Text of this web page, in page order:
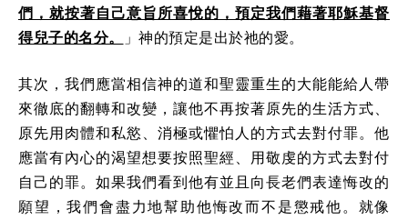
們，就按著自己意旨所喜悅的，預定我們藉著耶穌基督
得兒子的名分。
」神的預定是出於祂的愛。
其次，我們應當相信神的道和聖靈重生的大能能給人帶
來徹底的翻轉和改變，讓他不再按著原先的生活方式、
原先用肉體和私慾、消極或懼怕人的方式去對付罪。他
應當有內心的渴望想要按照聖經、用敬虔的方式去對付
自己的罪。如果我們看到他有並且向長老們表達悔改的
願望，我們會盡力地幫助他悔改而不是懲戒他。就像